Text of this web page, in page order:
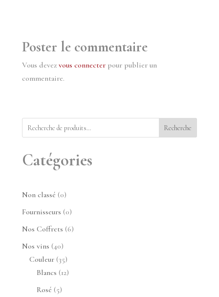
Poster le commentaire
Vous devez vous connecterpour publier un
commentaire.
Recherche
Catégories
Non classé 00
produit
Fournisseurs 00
produit
Nos Coffrets 66
Nos vins 4040
produits
Couleur 3535
produits
Blancs 1212
Rosé 55